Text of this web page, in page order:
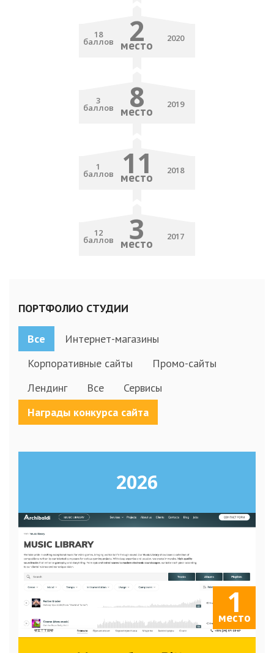
18
баллов 2
место 2020
3
баллов 8
место 2019
1
баллов 11
место 2018
12
баллов 3
место 2017
ПОРТФОЛИО СТУДИИ
Все
Интернет-магазины
Корпоративные сайты
Промо-сайты
Лендинг
Все
Сервисы
Награды конкурса сайта
2026
1
место